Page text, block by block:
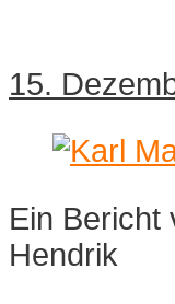
15.
Ein Bericht
Hendrik